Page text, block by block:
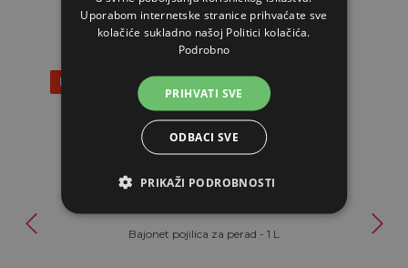
Popust 59%
Bajonet pojilica za perad - 1 L
Uporabom internetske stranice prihvaćate sve
kolačiće sukladno našoj Politici kolačića.
Podrobno
PRIHVATI SVE
ODBACI SVE
PRIKAŽI PODROBNOSTI